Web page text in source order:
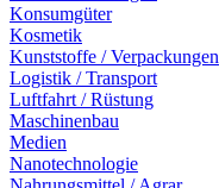
Konsumgüter
Kosmetik
Kunststoffe / Verpackungen
Logistik / Transport
Luftfahrt / Rüstung
Maschinenbau
Medien
Nanotechnologie